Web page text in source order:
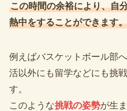
この時間の余裕により、自
熱中をすることができます。
例えばバスケットボール部
活以外にも留学などにも挑
す。
このような挑戦の姿勢が生